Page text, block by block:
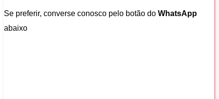
Se preferir, converse conosco pelo botão do WhatsApp
abaixo